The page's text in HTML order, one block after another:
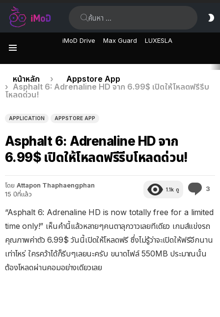
iMoD Drive Max Guard LUXESLA
เรื่อง
ล่าสุด
คุณอยู่ที่นี่:
หน้าหลัก
Appstore App
Asphalt 6: Adrenaline HD จาก 6.99$ เปิดให้โหลดฟรีรีบ
โหลดด่วน!
APPLICATION APPSTORE APP
Asphalt 6: Adrenaline HD จาก
6.99$ เปิดให้โหลดฟรีรีบโหลดด่วน!
โดย Attapon Thaphaengphan
15 ปีที่แล้ว
1.1k ดู 3
“Asphalt 6: Adrenaline HD is now totally free for a limited
time only!” เห็นคำนี้แล้วหลายๆคนตาลุกวาวเลยทีเดียว เกมส์แข่งรถ
คุณภาพค่าตัว 6.99$ วันนี้เปิดให้โหลดฟรี ซึ่งไม่รู้ว่าจะเปิดให้ฟรีอีกนาน
เท่าไหร่ ใครคว้าได้ก็รีบๆเลยนะครับ ขนาดไฟล์ 550MB ประมาณนั้น
ต้องโหลดผ่านคอมอย่างเดียวเลย